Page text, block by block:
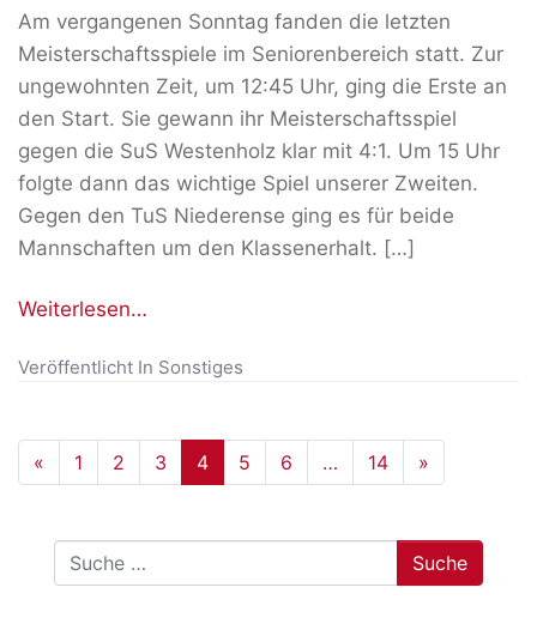
Am vergangenen Sonntag fanden die letzten
Meisterschaftsspiele im Seniorenbereich statt. Zur
ungewohnten Zeit, um 12:45 Uhr, ging die Erste an
den Start. Sie gewann ihr Meisterschaftsspiel
gegen die SuS Westenholz klar mit 4:1. Um 15 Uhr
folgte dann das wichtige Spiel unserer Zweiten.
Gegen den TuS Niederense ging es für beide
Mannschaften um den Klassenerhalt. […]
Weiterlesen…
Veröffentlicht In Sonstiges
« 1 2 3 4 5 6 … 14 »
Suche